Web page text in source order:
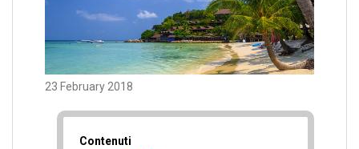
23 February 2018
Contenuti